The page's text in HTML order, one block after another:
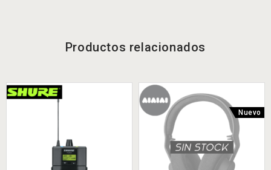
Productos relacionados
Nuevo